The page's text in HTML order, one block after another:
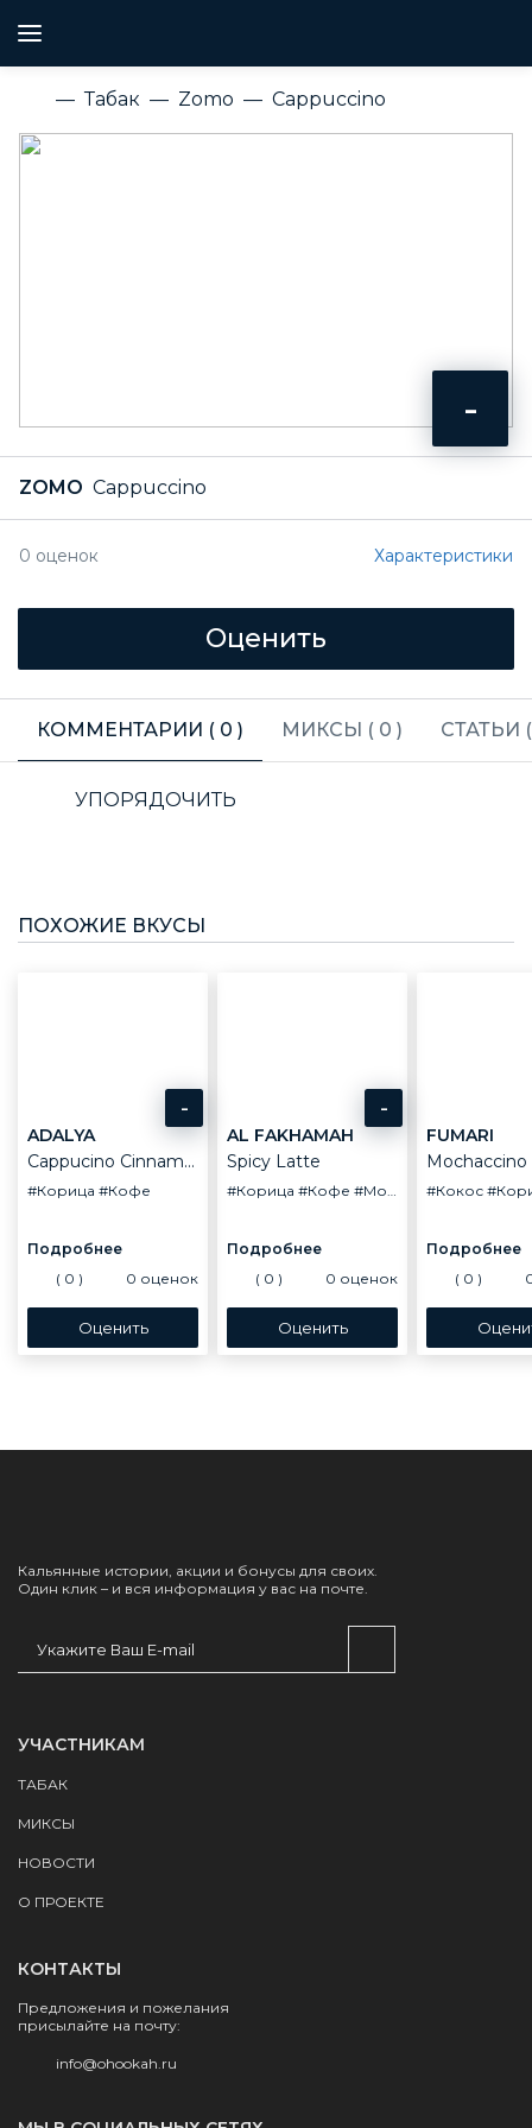
Табак Zomo Cappuccino
-
ZOMO Cappuccino
0 оценок Характеристики
КОММЕНТАРИИ ( 0 ) МИКСЫ ( 0 ) СТАТЬИ
УПОРЯДОЧИТЬ
ПОХОЖИЕ ВКУСЫ
-
ADALYA
Cappucino Cinnamon
#Корица #Кофе
( 0 ) 0 оценок
-
AL FAKHAMAH
Spicy Latte
#Корица #Кофе #Молоко
( 0 ) 0 оценок
FUMARI
Mochaccino
#Кокос
( 0 )
Кальянные истории, акции и бонусы для своих.
Один клик – и вся информация у вас на почте.
УЧАСТНИКАМ
ТАБАК
МИКСЫ
НОВОСТИ
О ПРОЕКТЕ
КОНТАКТЫ
Предложения и пожелания
присылайте на почту:
info@ohookah.ru